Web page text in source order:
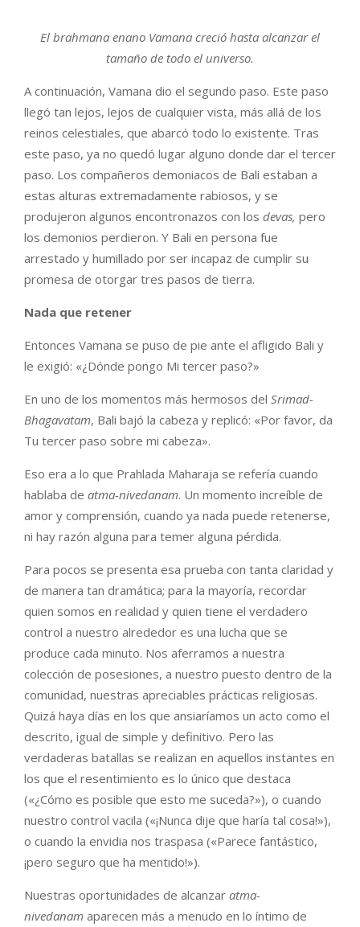
El brahmana enano Vamana creció hasta alcanzar el
tamaño de todo el universo.
A continuación, Vamana dio el segundo paso. Este paso
llegó tan lejos, lejos de cualquier vista, más allá de los
reinos celestiales, que abarcó todo lo existente. Tras
este paso, ya no quedó lugar alguno donde dar el tercer
paso. Los compañeros demoniacos de Bali estaban a
estas alturas extremadamente rabiosos, y se
produjeron algunos encontronazos con los devas, pero
los demonios perdieron. Y Bali en persona fue
arrestado y humillado por ser incapaz de cumplir su
promesa de otorgar tres pasos de tierra.
Nada que retener
Entonces Vamana se puso de pie ante el afligido Bali y
le exigió: «¿Dónde pongo Mi tercer paso?»
En uno de los momentos más hermosos del Srimad-
Bhagavatam, Bali bajó la cabeza y replicó: «Por favor, da
Tu tercer paso sobre mi cabeza».
Eso era a lo que Prahlada Maharaja se refería cuando
hablaba de atma-nivedanam. Un momento increíble de
amor y comprensión, cuando ya nada puede retenerse,
ni hay razón alguna para temer alguna pérdida.
Para pocos se presenta esa prueba con tanta claridad y
de manera tan dramática; para la mayoría, recordar
quien somos en realidad y quien tiene el verdadero
control a nuestro alrededor es una lucha que se
produce cada minuto. Nos aferramos a nuestra
colección de posesiones, a nuestro puesto dentro de la
comunidad, nuestras apreciables prácticas religiosas.
Quizá haya días en los que ansiaríamos un acto como el
descrito, igual de simple y definitivo. Pero las
verdaderas batallas se realizan en aquellos instantes en
los que el resentimiento es lo único que destaca
(«¿Cómo es posible que esto me suceda?»), o cuando
nuestro control vacila («¡Nunca dije que haría tal cosa!»),
o cuando la envidia nos traspasa («Parece fantástico,
¡pero seguro que ha mentido!»).
Nuestras oportunidades de alcanzar atma-
nivedanam aparecen más a menudo en lo íntimo de